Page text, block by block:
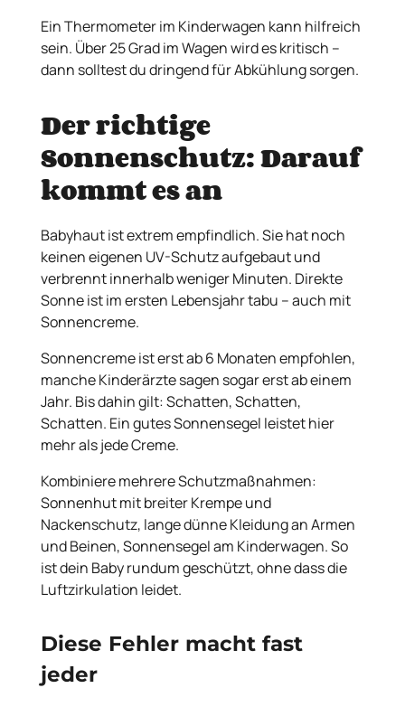
Ein Thermometer im Kinderwagen kann hilfreich
sein. Über 25 Grad im Wagen wird es kritisch –
dann solltest du dringend für Abkühlung sorgen.
Der richtige
Sonnenschutz: Darauf
kommt es an
Babyhaut ist extrem empfindlich. Sie hat noch
keinen eigenen UV-Schutz aufgebaut und
verbrennt innerhalb weniger Minuten. Direkte
Sonne ist im ersten Lebensjahr tabu – auch mit
Sonnencreme.
Sonnencreme ist erst ab 6 Monaten empfohlen,
manche Kinderärzte sagen sogar erst ab einem
Jahr. Bis dahin gilt: Schatten, Schatten,
Schatten. Ein gutes Sonnensegel leistet hier
mehr als jede Creme.
Kombiniere mehrere Schutzmaßnahmen:
Sonnenhut mit breiter Krempe und
Nackenschutz, lange dünne Kleidung an Armen
und Beinen, Sonnensegel am Kinderwagen. So
ist dein Baby rundum geschützt, ohne dass die
Luftzirkulation leidet.
Diese Fehler macht fast
jeder